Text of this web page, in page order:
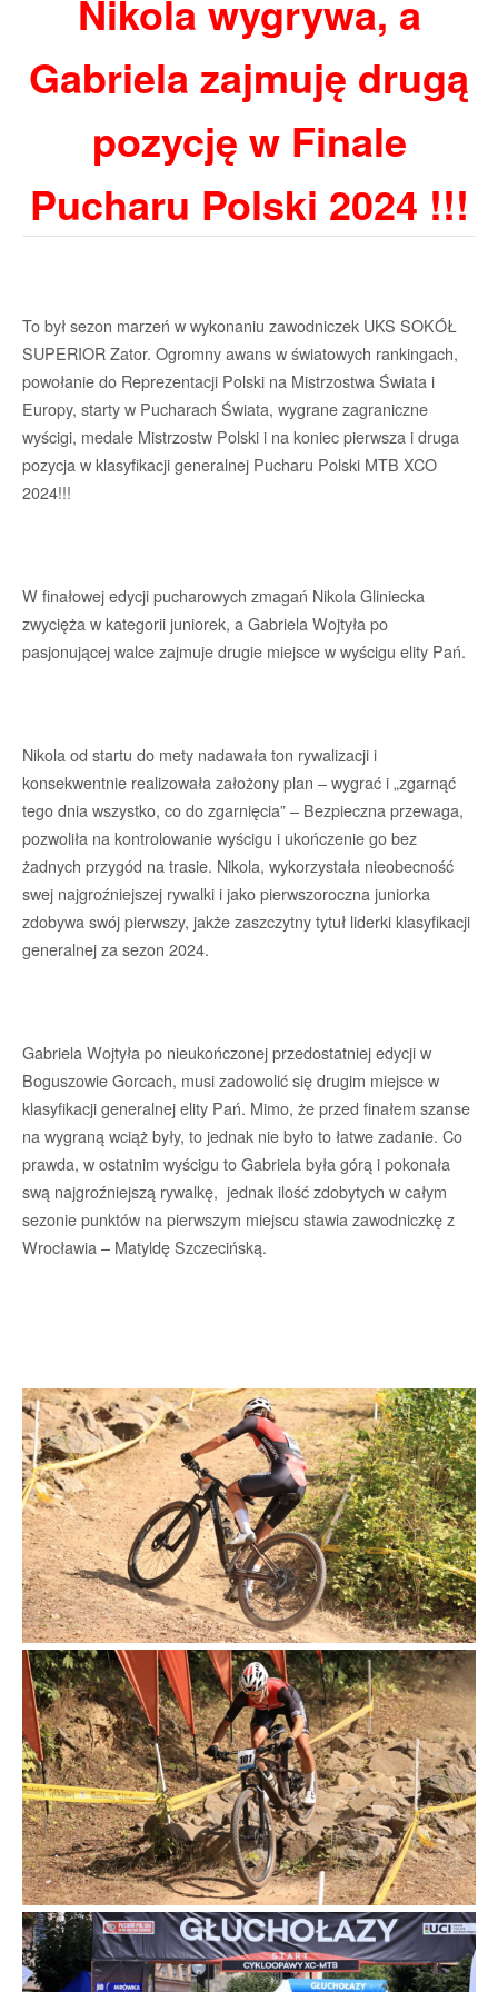
Nikola wygrywa, a
Gabriela zajmuję drugą
pozycję w Finale
Pucharu Polski 2024 !!!
To był sezon marzeń w wykonaniu zawodniczek UKS SOKÓŁ
SUPERIOR Zator. Ogromny awans w światowych rankingach,
powołanie do Reprezentacji Polski na Mistrzostwa Świata i
Europy, starty w Pucharach Świata, wygrane zagraniczne
wyścigi, medale Mistrzostw Polski i na koniec pierwsza i druga
pozycja w klasyfikacji generalnej Pucharu Polski MTB XCO
2024!!!
W finałowej edycji pucharowych zmagań Nikola Gliniecka
zwycięża w kategorii juniorek, a Gabriela Wojtyła po
pasjonującej walce zajmuje drugie miejsce w wyścigu elity Pań.
Nikola od startu do mety nadawała ton rywalizacji i
konsekwentnie realizowała założony plan – wygrać i „zgarnąć
tego dnia wszystko, co do zgarnięcia” – Bezpieczna przewaga,
pozwoliła na kontrolowanie wyścigu i ukończenie go bez
żadnych przygód na trasie. Nikola, wykorzystała nieobecność
swej najgroźniejszej rywalki i jako pierwszoroczna juniorka
zdobywa swój pierwszy, jakże zaszczytny tytuł liderki klasyfikacji
generalnej za sezon 2024.
Gabriela Wojtyła po nieukończonej przedostatniej edycji w
Boguszowie Gorcach, musi zadowolić się drugim miejsce w
klasyfikacji generalnej elity Pań. Mimo, że przed finałem szanse
na wygraną wciąż były, to jednak nie było to łatwe zadanie. Co
prawda, w ostatnim wyścigu to Gabriela była górą i pokonała
swą najgroźniejszą rywalkę, jednak ilość zdobytych w całym
sezonie punktów na pierwszym miejscu stawia zawodniczkę z
Wrocławia – Matyldę Szczecińską.